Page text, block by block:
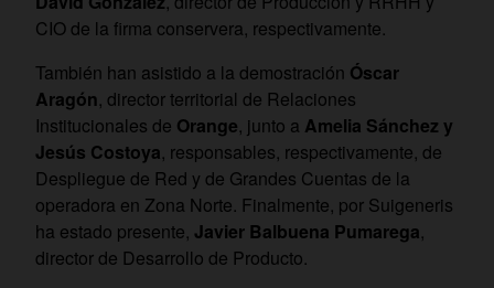
CIO de la firma conservera, respectivamente.
También han asistido a la demostración Óscar
Aragón, director territorial de Relaciones
Institucionales de Orange, junto a Amelia Sánchez y
Jesús Costoya, responsables, respectivamente, de
Despliegue de Red y de Grandes Cuentas de la
operadora en Zona Norte. Finalmente, por Suigeneris
ha estado presente, Javier Balbuena Pumarega,
director de Desarrollo de Producto.